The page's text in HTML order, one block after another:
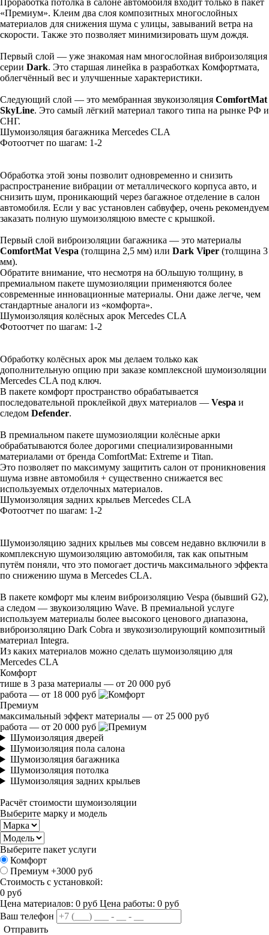
Проработка потолка в салоне автомобиля входит только в пакет
«Премиум». Клеим два слоя композитных многослойных
материалов для снижения шума с улицы, завываний ветра на
скорости. Также это позволяет минимизировать шум дождя.
Первый слой — уже знакомая нам многослойная виброизоляция
серии Dark. Это старшая линейка в разработках Комфортмата,
облегчённый вес и улучшенные характеристики.
Следующий слой — это мембранная звукоизоляция ComfortMat
SkyLine. Это самый лёгкий материал такого типа на рынке РФ и
СНГ.
Шумоизоляция багажника Mercedes CLA
Фотоотчет по шагам: 1-2
Обработка этой зоны позволит одновременно и снизить
распространение вибрации от металлического корпуса авто, и
снизить шум, проникающий через багажное отделение в салон
автомобиля. Если у вас установлен сабвуфер, очень рекомендуем
заказать полную шумоизоляцюю вместе с крышкой.
Первый слой виброизоляции багажника — это материалы
ComfortMat Vespa (толщина 2,5 мм) или Dark Viper (толщина 3
мм).
Обратите внимание, что несмотря на бОльшую толщину, в
премиальном пакете шумозиоляции применяются более
современные инновационные материалы. Они даже легче, чем
стандартные аналоги из «комфорта».
Шумоизоляция колёсных арок Mercedes CLA
Фотоотчет по шагам: 1-2
Обработку колёсных арок мы делаем только как
дополнительную опцию при заказе комплексной шумоизоляции
Mercedes CLA под ключ.
В пакете комфорт пространство обрабатывается
последовательной проклейкой двух материалов — Vespa и
следом Defender.
В премиальном пакете шумозиоляции колёсные арки
обрабатываются более дорогими специализированными
материалами от бренда ComfortMat: Extreme и Titan.
Это позволяет по максимуму защитить салон от проникновения
шума извне автомобиля + существенно снижается вес
используемых отделочных материалов.
Шумоизоляция задних крыльев Mercedes CLA
Фотоотчет по шагам: 1-2
Шумоизоляцию задних крыльев мы совсем недавно включили в
комплексную шумоизоляцию автомобиля, так как опытным
путём поняли, что это помогает достичь максимального эффекта
по снижению шума в Mercedes CLA.
В пакете комфорт мы клеим виброизоляцию Vespa (бывший G2),
а следом — звукоизоляцию Wave. В премиальной услуге
используем материалы более высокого ценового диапазона,
виброизоляцию Dark Cobra и звукозизолирующий композитный
материал Integra.
Из каких материалов можно сделать шумоизоляцию для
Mercedes CLA
Комфорт
тише в 3 раза материалы — от 20 000 руб
работа — от 18 000 руб
Премиум
максимальный эффект материалы — от 25 000 руб
работа — от 20 000 руб
Шумоизоляция дверей
Шумоизоляция пола салона
Шумоизоляция багажника
Шумоизоляция потолка
Шумоизоляция задних крыльев
Расчёт стоимости шумоизоляции
Выберите марку и модель
Выберите пакет услуги
Комфорт
Премиум +3000 руб
Стоимость с установкой:
0 руб
Цена материалов: 0 руб Цена работы: 0 руб
Ваш телефон
Отправить